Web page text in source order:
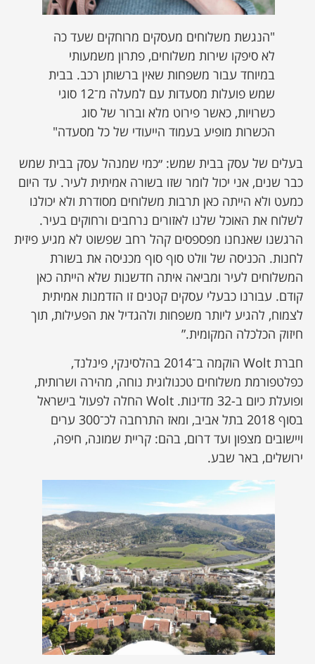
"הנגשת משלוחים מעסקים מרוחקים שעד כה
לא סיפקו שירות משלוחים, פתרון משמעותי
במיוחד עבור משפחות שאין ברשותן רכב. בבית
שמש פועלות מסעדות עם למעלה מ־12 סוגי
כשרויות, כאשר פירוט מלא וברור של סוג
הכשרות מופיע בעמוד הייעודי של כל מסעדה"
בעלים של עסק בבית שמש: ״כמי שמנהל עסק בבית שמש
כבר שנים, אני יכול לומר שזו בשורה אמיתית לעיר. עד היום
כמעט ולא הייתה כאן תרבות משלוחים מסודרת ולא יכולנו
לשלוח את האוכל שלנו לאזורים נרחבים ורחוקים בעיר.
הרגשנו שאנחנו מפספסים קהל רחב שפשוט לא מגיע פיזית
לחנות. הכניסה של וולט סוף סוף מכניסה את בשורת
המשלוחים לעיר ומביאה איתה חדשנות שלא הייתה כאן
קודם. עבורנו כבעלי עסקים קטנים זו הזדמנות אמיתית
לצמוח, להגיע ליותר משפחות ולהגדיל את הפעילות, תוך
חיזוק הכלכלה המקומית.”
חברת Wolt הוקמה ב־2014 בהלסינקי, פינלנד,
כפלטפורמת משלוחים טכנולוגית נוחה, מהירה ושרותית,
ופועלת כיום ב-32 מדינות. Wolt החלה לפעול בישראל
בסוף 2018 בתל אביב, ומאז התרחבה לכ־300 ערים
ויישובים מצפון ועד דרום, בהם: קריית שמונה, חיפה,
ירושלים, באר שבע.